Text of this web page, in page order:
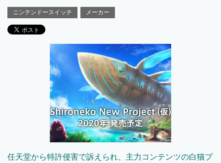
ニンテンドースイッチ メーカー
任天堂から特許侵害で訴えられ、主力コンテンツの白猫プ